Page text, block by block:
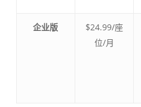
企业版
$24.99/座
位/月